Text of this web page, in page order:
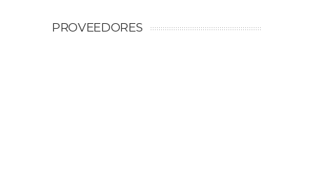
PROVEEDORES